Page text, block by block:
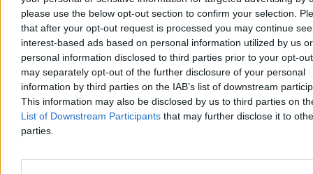
please use the below opt-out section to confirm your selection.
that after your opt-out request is processed you may continue
interest-based ads based on personal information utilized by us or
personal information disclosed to third parties prior to your opt-
may separately opt-out of the further disclosure of your personal
information by third parties on the IAB’s list of downstream
This information may also be disclosed by us to third parties on
List of Downstream Participants that may further disclose it to
parties.
Reklama